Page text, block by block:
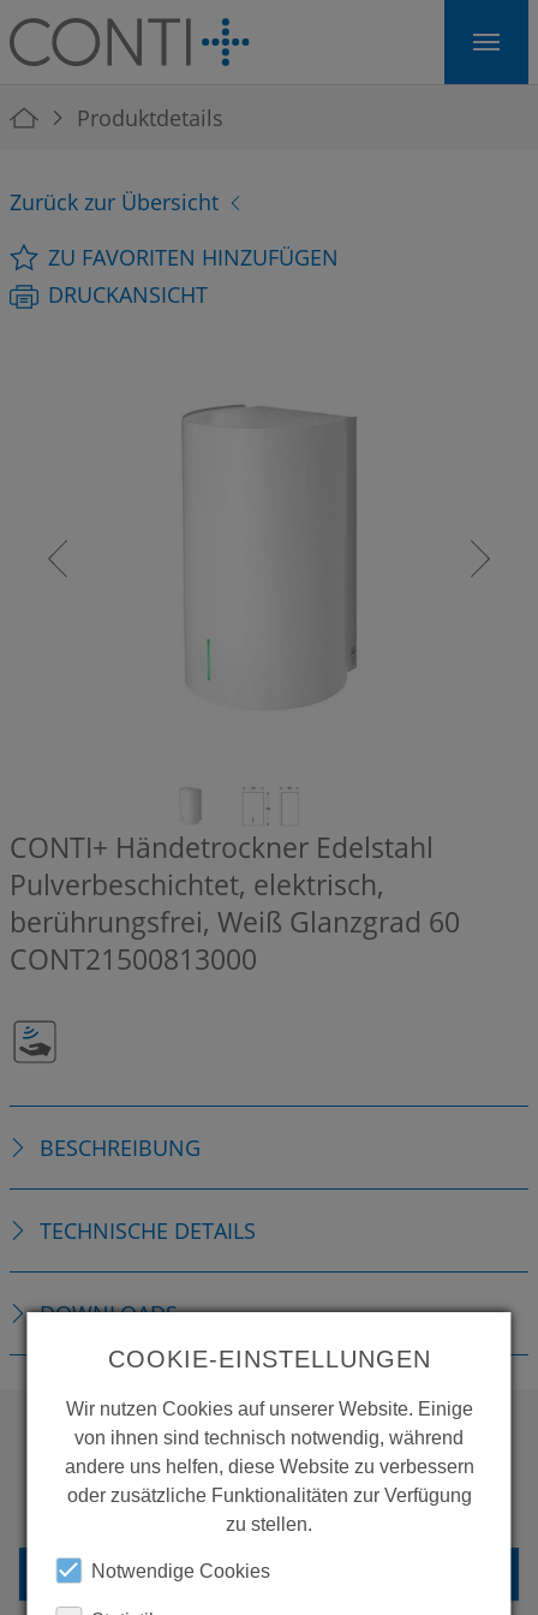
Skip to main navigation
Skip to main content
Skip to page footer
You are here:
Produktdetails
Zurück zur Übersicht
ZU FAVORITEN HINZUFÜGEN
DRUCKANSICHT
CONTI+ Händetrockner Edelstahl
Pulverbeschichtet, elektrisch,
berührungsfrei, Weiß Glanzgrad 60
CONT21500813000
BESCHREIBUNG
TECHNISCHE DETAILS
DOWNLOADS
WOLLEN SIE MEHR
PRODUKTE SEHEN?
ZURÜCK ZUR ÜBERSICHT
COOKIE-EINSTELLUNGEN
Wir nutzen Cookies auf unserer Website. Einige
von ihnen sind technisch notwendig, während
andere uns helfen, diese Website zu verbessern
oder zusätzliche Funktionalitäten zur Verfügung
zu stellen.
Notwendige Cookies